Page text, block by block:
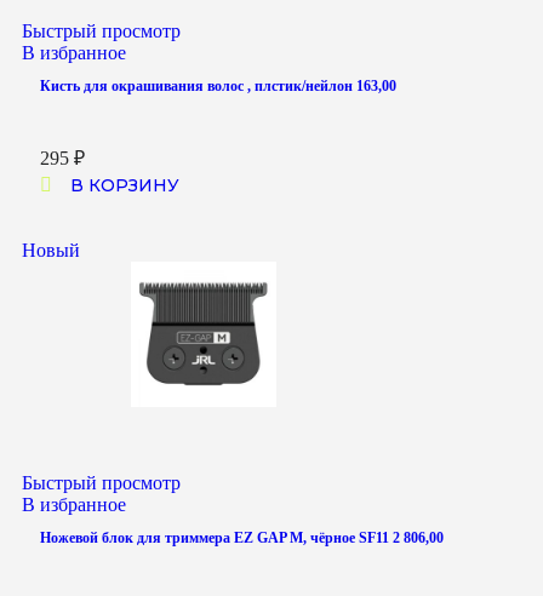
Быстрый просмотр
В избранное
Кисть для окрашивания волос , плстик/нейлон 163,00
295 ₽
В КОРЗИНУ
Новый
Быстрый просмотр
В избранное
Ножевой блок для триммера EZ GAP M, чёрное SF11 2 806,00